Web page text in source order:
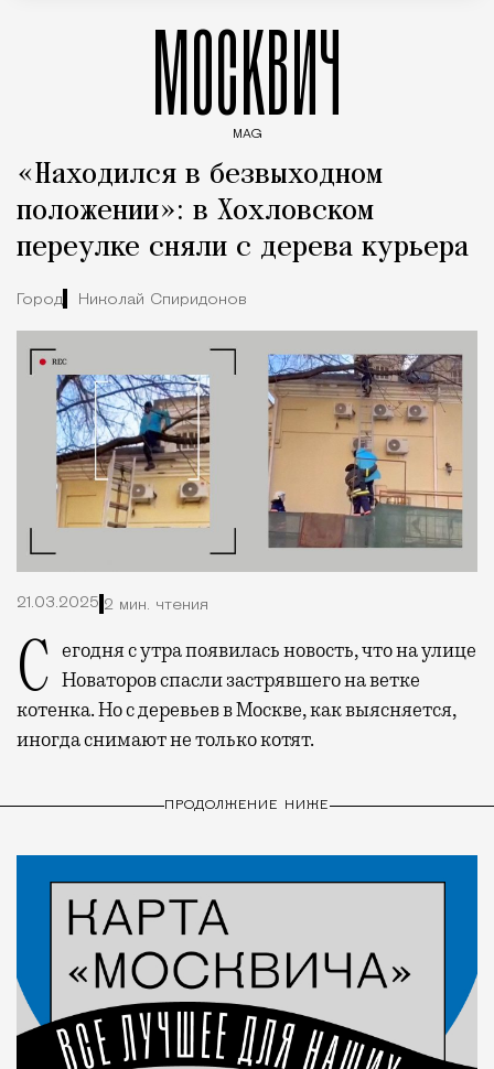
МОСКВИЧ
MAG
«Находился в безвыходном
положении»: в Хохловском
переулке сняли с дерева курьера
Город Николай Спиридонов
21.03.2025 2 мин. чтения
Сегодня с утра появилась новость, что на улице Новаторов спасли застрявшего на ветке
котенка. Но с деревьев в Москве, как выясняется,
иногда снимают не только котят.
ПРОДОЛЖЕНИЕ НИЖЕ